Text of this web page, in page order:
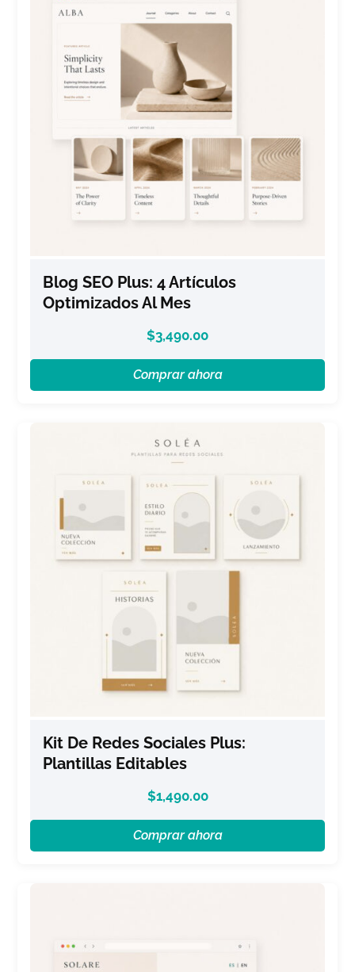
Blog SEO Plus: 4 Artículos
Optimizados Al Mes
$3,490.00
Comprar ahora
Kit De Redes Sociales Plus:
Plantillas Editables
$1,490.00
Comprar ahora